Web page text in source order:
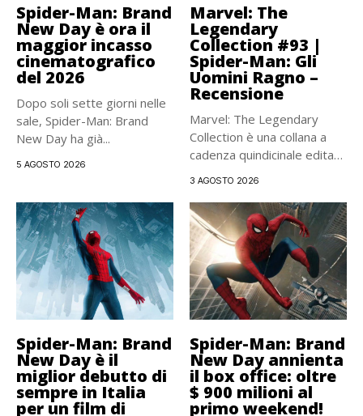
Spider-Man: Brand
New Day è ora il
maggior incasso
cinematografico
del 2026
Dopo soli sette giorni nelle
sale, Spider-Man: Brand
New Day ha già...
5 AGOSTO 2026
Marvel: The
Legendary
Collection #93 |
Spider-Man: Gli
Uomini Ragno –
Recensione
Marvel: The Legendary
Collection è una collana a
cadenza quindicinale edita
3 AGOSTO 2026
Spider-Man: Brand
New Day è il
miglior debutto di
sempre in Italia
per un film di
Spider-Man: Brand
New Day annienta
il box office: oltre
$ 900 milioni al
primo weekend!